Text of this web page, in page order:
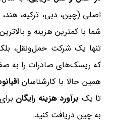
اصلی (چین، دبی، ترکیه،
شما با کمترین هزینه و
تنها یک شرکت حمل‌ونقل،
که ریسک‌های صادرات را به
همین حالا با کارشناسان
تا یک برآورد هزینه رایگان
به چین دریافت کنید.